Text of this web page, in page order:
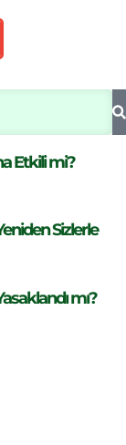
Etkili mi?
Sizlerle
mı?